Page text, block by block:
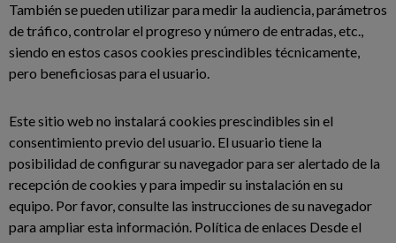
También se pueden utilizar para medir la audiencia, parámetros
de tráfico, controlar el progreso y número de entradas, etc.,
siendo en estos casos cookies prescindibles técnicamente,
pero beneficiosas para el usuario.
Este sitio web no instalará cookies prescindibles sin el
consentimiento previo del usuario. El usuario tiene la
posibilidad de configurar su navegador para ser alertado de la
recepción de cookies y para impedir su instalación en su
equipo. Por favor, consulte las instrucciones de su navegador
para ampliar esta información. Política de enlaces Desde el